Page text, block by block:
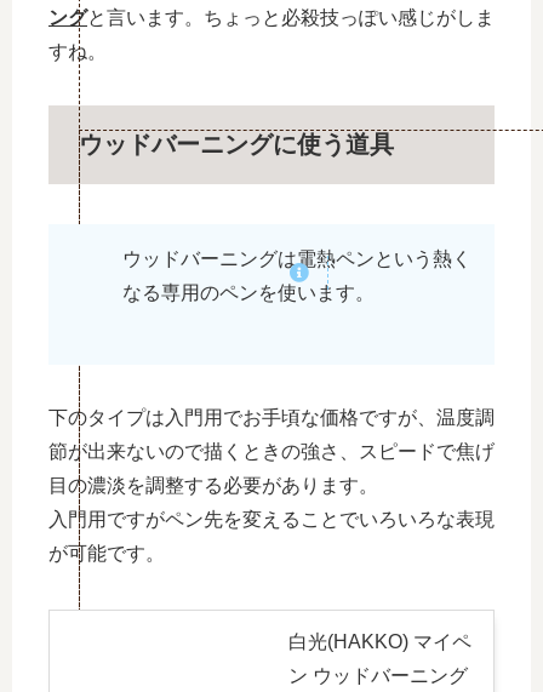
ングと言います。ちょっと必殺技っぽい感じがしま
すね。
ウッドバーニングに使う道具
ウッドバーニングは電熱ペンという熱く
なる専用のペンを使います。
下のタイプは入門用でお手頃な価格ですが、温度調
節が出来ないので描くときの強さ、スピードで焦げ
目の濃淡を調整する必要があります。
入門用ですがペン先を変えることでいろいろな表現
が可能です。
白光(HAKKO) マイペ
ン ウッドバーニング